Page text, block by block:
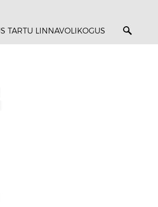
TARTU LINNAVOLIKOGUS